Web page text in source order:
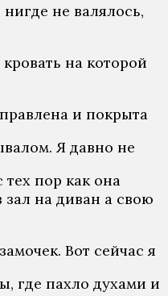
не валялось,
на которой
и покрыта
Я давно не
тех пор как она
зал на диван а свою
Вот сейчас я
где пахло духами и